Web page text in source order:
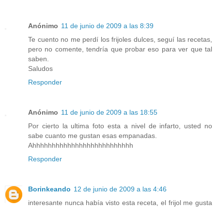
Anónimo 11 de junio de 2009 a las 8:39
Te cuento no me perdí los frijoles dulces, seguí las recetas,
pero no comente, tendría que probar eso para ver que tal
saben.
Saludos
Responder
Anónimo 11 de junio de 2009 a las 18:55
Por cierto la ultima foto esta a nivel de infarto, usted no
sabe cuanto me gustan esas empanadas.
Ahhhhhhhhhhhhhhhhhhhhhhhhhh
Responder
Borinkeando 12 de junio de 2009 a las 4:46
interesante nunca había visto esta receta, el frijol me gusta